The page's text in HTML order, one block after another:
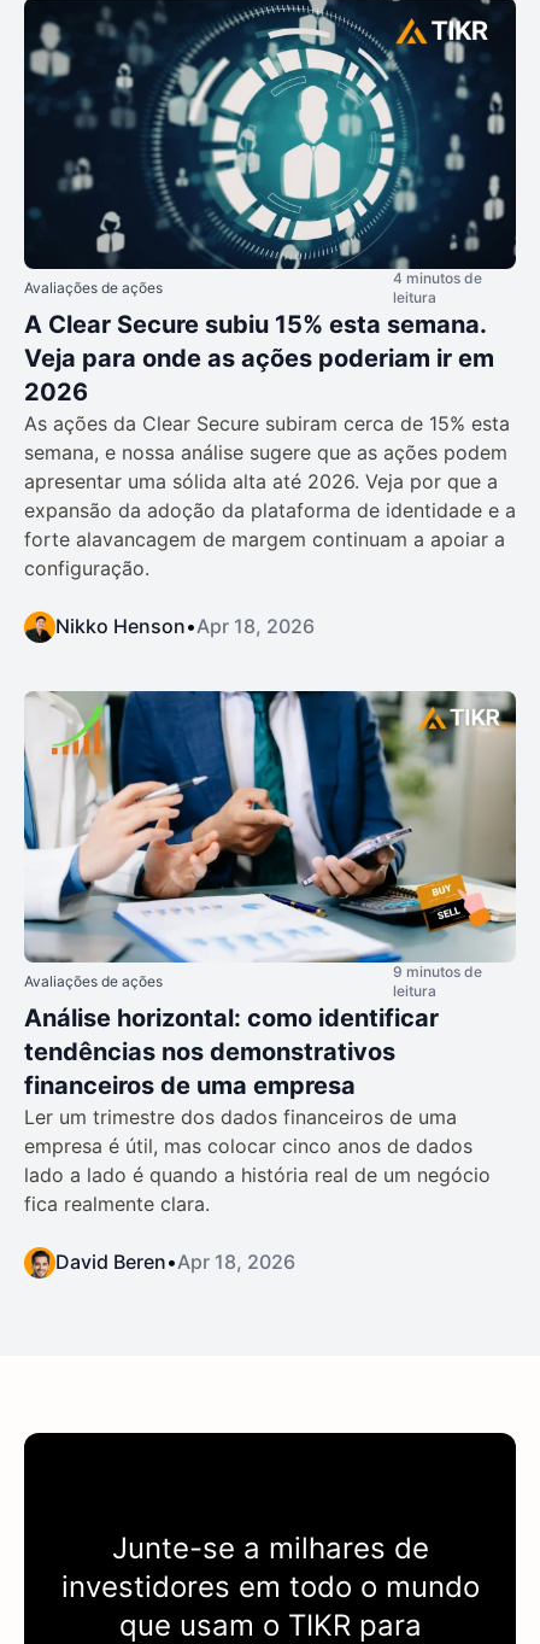
Avaliações de ações
4 minutos de
leitura
A Clear Secure subiu 15% esta semana.
Veja para onde as ações poderiam ir em
2026
As ações da Clear Secure subiram cerca de 15% esta
semana, e nossa análise sugere que as ações podem
apresentar uma sólida alta até 2026. Veja por que a
expansão da adoção da plataforma de identidade e a
forte alavancagem de margem continuam a apoiar a
configuração.
Nikko Henson•Apr 18, 2026
Avaliações de ações
9 minutos de
leitura
Análise horizontal: como identificar
tendências nos demonstrativos
financeiros de uma empresa
Ler um trimestre dos dados financeiros de uma
empresa é útil, mas colocar cinco anos de dados
lado a lado é quando a história real de um negócio
fica realmente clara.
David Beren•Apr 18, 2026
Junte-se a milhares de
investidores em todo o mundo
que usam o TIKR para